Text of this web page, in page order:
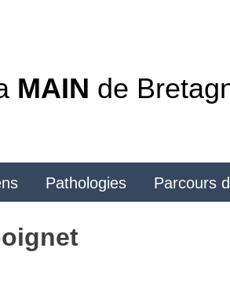
MAIN de
Pathologies Parcours